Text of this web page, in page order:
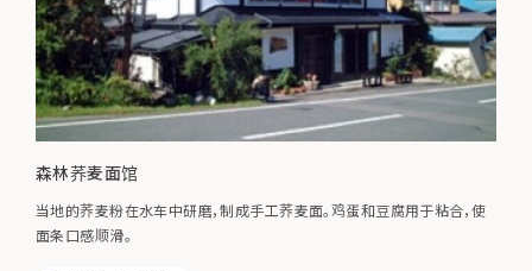
森林荞麦面馆
当地的荞麦粉在水车中研磨，制成手工荞麦面。鸡蛋和豆腐用于粘合，使
面条口感顺滑。